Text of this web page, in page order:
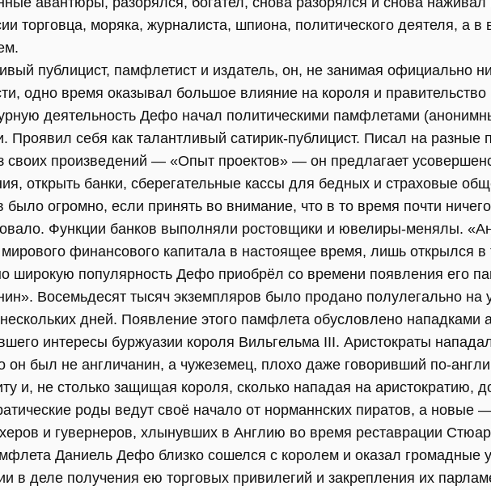
торговца, моряка, журналиста, шпиона, политического деятеля, а в
публицист, памфлетист и издатель, он, не занимая официально
одно время оказывал большое влияние на короля и правительство
деятельность Дефо начал политическими памфлетами
Проявил себя как талантливый сатирик-публицист. Писал на разные
своих произведений — «Опыт проектов» — он предлагает
открыть банки, сберегательные кассы для бедных и страховые
было огромно, если принять во внимание, что в то время почти
Функции банков выполняли ростовщики и ювелиры-менялы.
мирового финансового капитала в настоящее время, лишь открылся в
широкую популярность Дефо приобрёл со времени появления его
Восемьдесят тысяч экземпляров было продано полулегально на
дней. Появление этого памфлета обусловлено нападками
интересы буржуазии короля Вильгельма III. Аристократы
он был не англичанин, а чужеземец, плохо даже говоривший по-
и, не столько защищая короля, сколько нападая на аристократию,
роды ведут своё начало от норманнских пиратов, а новые
и гувернеров, хлынувших в Англию во время реставрации
Даниель Дефо близко сошелся с королем и оказал громадные
в деле получения ею торговых привилегий и закрепления их